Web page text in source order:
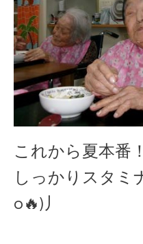
これから夏本番
しっかりスタミ
o🔥)丿